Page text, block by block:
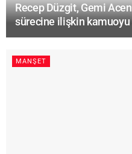
Recep Düzgit, Gemi
sürecine ilişkin kamuoyu
MANŞET